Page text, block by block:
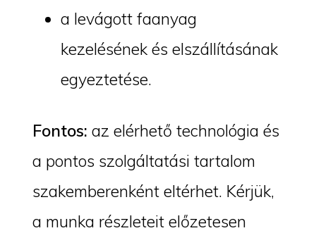
a levágott faanyag
kezelésének és elszállításának
egyeztetése.
Fontos: az elérhető technológia és
a pontos szolgáltatási tartalom
szakemberenként eltérhet. Kérjük,
a munka részleteit előzetesen